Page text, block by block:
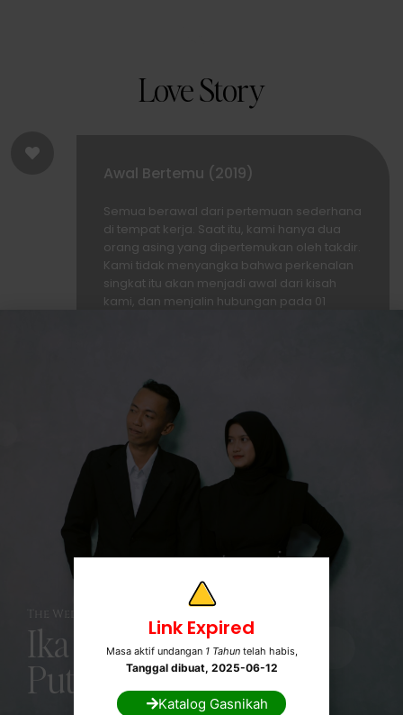
Love Story
Awal Bertemu (2019)
Semua berawal dari pertemuan sederhana
di tempat kerja. Saat itu, kami hanya dua
orang asing yang dipertemukan oleh takdir.
Kami tidak menyangka bahwa perkenalan
singkat itu akan menjadi awal dari kisah
kami, dan menjalin hubungan pada 01
Lamaran (2024)
Selama 5 tahun saling mengenal satu sama
lain, dengan hati yang tulus kami
melangkah ke tahap yang lebih serius. Di
hadapan keluarga tercinta, kami mengikat
janji untuk selalu berdampingan pada 15
Menikah (2025)
The Wedding Of
Ika &
Putra
Link Expired
Masa aktif undangan 1 Tahuntelah habis,
Tanggal dibuat, 2025-06-12
Katalog Gasnikah